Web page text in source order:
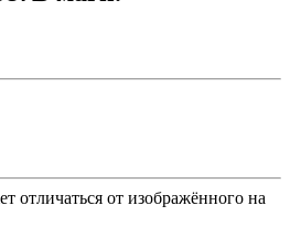
отличаться от изображённого на